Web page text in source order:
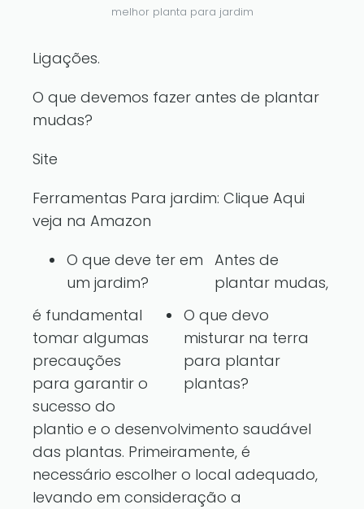
melhor planta para jardim
Ligações.
O que devemos fazer antes de plantar
mudas?
Site
Ferramentas Para jardim: Clique Aqui
veja na Amazon
O que deve ter em
um jardim?
O que devo
misturar na terra
para plantar
plantas?
Antes de
plantar mudas,
é fundamental
tomar algumas
precauções
para garantir o
sucesso do
plantio e o desenvolvimento saudável
das plantas. Primeiramente, é
necessário escolher o local adequado,
levando em consideração a